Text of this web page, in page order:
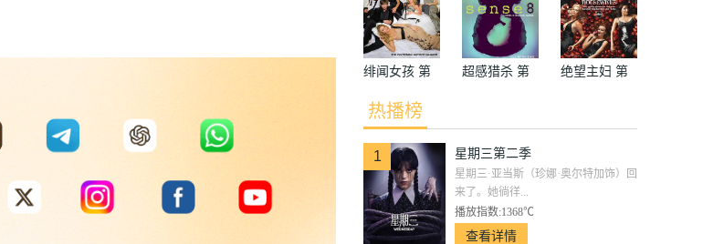
绯闻女孩 第
二季
超感猎杀 第
绝望主妇 第
热播榜
1 星期三第二季
星期三·亚当斯（珍娜·奥尔特加饰）回
来了。她徜徉...
播放指数:1368℃
查看详情